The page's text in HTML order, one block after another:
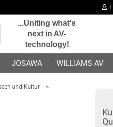
E-Mail
Passwort
...Uniting what's
next in AV-
technology!
JOSAWA WILLIAMS AV
und Kultur »